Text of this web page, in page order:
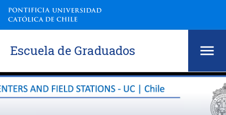
Escuela de Graduados